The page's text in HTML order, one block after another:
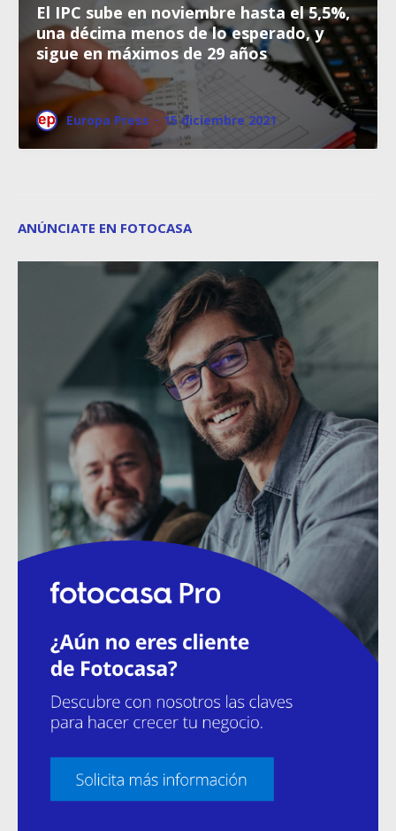
El IPC sube en noviembre hasta el 5,5%,
una décima menos de lo esperado, y
sigue en máximos de 29 años
Europa Press · 15 diciembre 2021
ANÚNCIATE EN FOTOCASA